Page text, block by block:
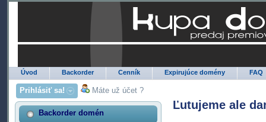
Úvod Backorder Cenník Expirujúce domény FAQ
Prihlásiť sa! Máte už účet ?
Backorder domén
Ľutujeme ale